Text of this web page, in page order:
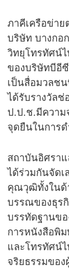
ภาคีเครือข่า
บริษัท บางกอ
วิทยุโทรทัศน์
ของบริษัทบีอี
เป็นสื่อมวลช
ได้รับรางวัลช่
ป.ป.ช.มีความ
จุดยืนในการ
สถาบันอิศรา
ได้ร่วมกันจัด
คุณวุฒิทั้งในด้
บรรณของธุร
บรรทัดฐานข
การหนังสือพิ
และโทรทัศน์
จริยธรรมขอ